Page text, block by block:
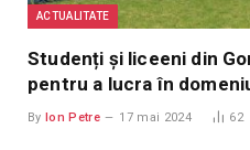
ACTUALITATE
Studenți și liceeni din
pentru a lucra în
By Ion Petre 17 mai 2024 62